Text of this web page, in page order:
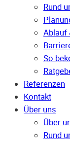
Rund
Ablauf
So
Referenzen
Kontakt
Über uns
Über
Rund